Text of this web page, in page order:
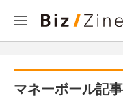
マネーボール記